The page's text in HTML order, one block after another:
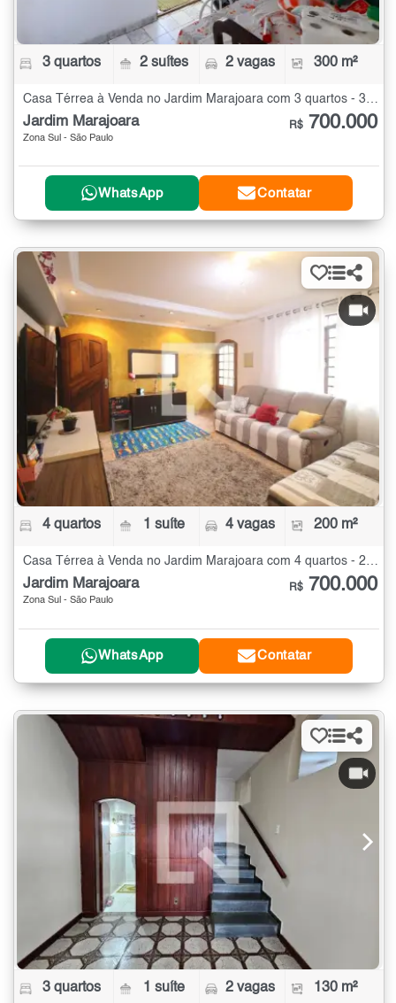
3 quartos 2 suítes 2 vagas 300 m²
Casa Térrea à Venda no Jardim Marajoara com 3 quartos - 300 m²
Jardim Marajoara
Zona Sul - São Paulo
R$ 700.000
WhatsApp Contatar
4 quartos 1 suíte 4 vagas 200 m²
Casa Térrea à Venda no Jardim Marajoara com 4 quartos - 200 m²
Jardim Marajoara
Zona Sul - São Paulo
R$ 700.000
WhatsApp Contatar
3 quartos 1 suíte 2 vagas 130 m²